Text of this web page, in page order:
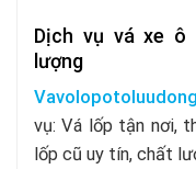
Dịch vụ vá xe
lượng
vụ: Vá lốp tận nơi,
lốp cũ uy tín, chất